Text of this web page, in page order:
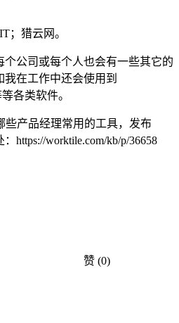
；猎云网。
个公司或每个人也会有一些其它的
在工作中还会使用到
各类软件。
产品经理常用的工具，发布
https://worktile.com/kb/p/36658
赞 (0)